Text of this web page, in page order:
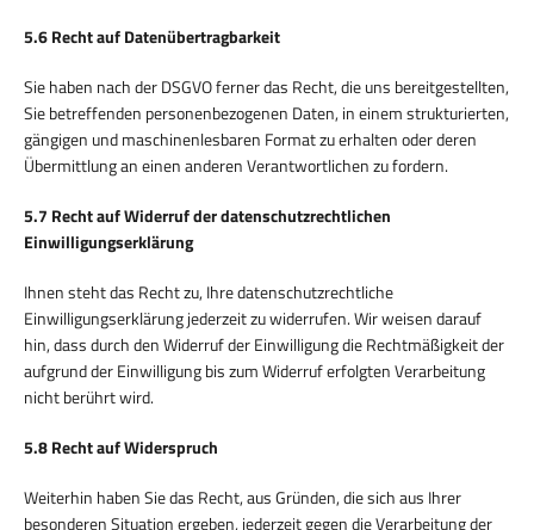
5.6 Recht auf Datenübertragbarkeit
Sie haben nach der DSGVO ferner das Recht, die uns bereitgestellten,
Sie betreffenden personenbezogenen Daten, in einem strukturierten,
gängigen und maschinenlesbaren Format zu erhalten oder deren
Übermittlung an einen anderen Verantwortlichen zu fordern.
5.7 Recht auf Widerruf der datenschutzrechtlichen
Einwilligungserklärung
Ihnen steht das Recht zu, Ihre datenschutzrechtliche
Einwilligungserklärung jederzeit zu widerrufen. Wir weisen darauf
hin, dass durch den Widerruf der Einwilligung die Rechtmäßigkeit der
aufgrund der Einwilligung bis zum Widerruf erfolgten Verarbeitung
nicht berührt wird.
5.8 Recht auf Widerspruch
Weiterhin haben Sie das Recht, aus Gründen, die sich aus Ihrer
besonderen Situation ergeben, jederzeit gegen die Verarbeitung der